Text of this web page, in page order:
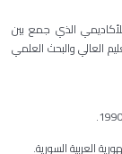
الذي جمع بين
العالي والبحث العلمي
العربية السورية.